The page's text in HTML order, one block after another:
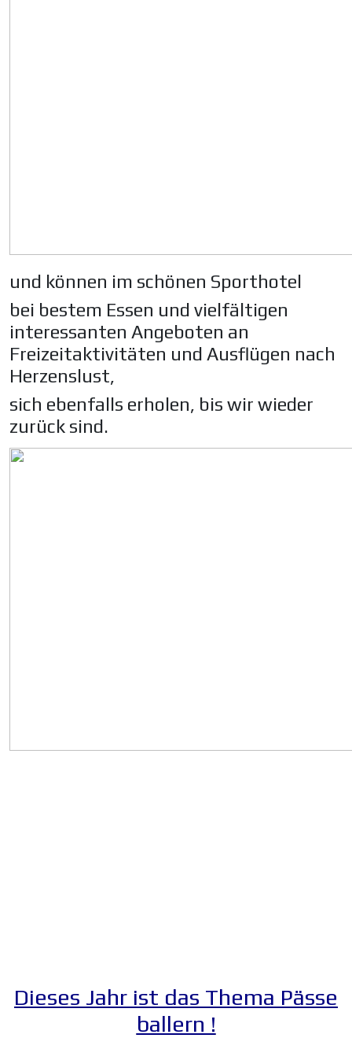
und können im schönen Sporthotel
bei bestem Essen und vielfältigen
interessanten Angeboten an
Freizeitaktivitäten und Ausflügen nach
Herzenslust,
sich ebenfalls erholen, bis wir wieder
zurück sind.
Dieses Jahr ist das Thema Pässe
ballern !